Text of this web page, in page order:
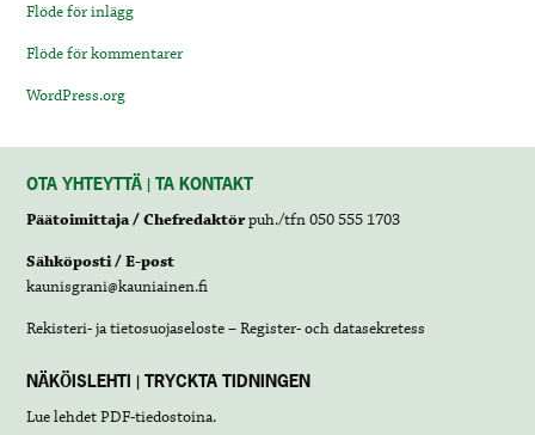
Flöde för inlägg
Flöde för kommentarer
WordPress.org
OTA YHTEYTTÄ | TA KONTAKT
Päätoimittaja / Chefredaktörpuh./tfn 050 555 1703
Sähköposti / E-post
kaunisgrani@kauniainen.fi
Rekisteri- ja tietosuojaseloste – Register- och datasekretess
NÄKÖISLEHTI | TRYCKTA TIDNINGEN
Lue lehdetPDF-tiedostoina.